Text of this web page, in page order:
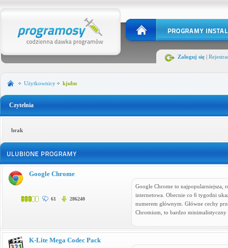
Zaloguj się |
Użytkownicy kjubn
Czytelnia
brak
Google Chrome to najpopularniejsza,
internetowa. Obecnie co 6 tygodni
numerem głównym. Główne cechy
Chromium, to bardzo minimalistyczny
Google Chrome
61 286240
K-Lite Mega Codec Pack